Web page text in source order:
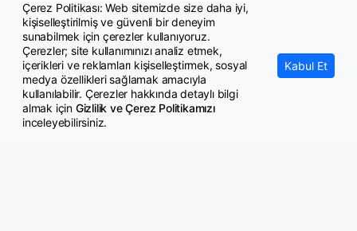
Ücretsiz özel okul başvuruları 5 Ağustos'ta başlıyor
Çerez Politikası: Web sitemizde size daha iyi,
kişiselleştirilmiş ve güvenli bir deneyim
sunabilmek için çerezler kullanıyoruz.
Çerezler; site kullanımınızı analiz etmek,
içerikleri ve reklamları kişiselleştirmek, sosyal
medya özellikleri sağlamak amacıyla
kullanılabilir. Çerezler hakkında detaylı bilgi
almak için Gizlilik ve Çerez Politikamızı
inceleyebilirsiniz.
Kabul Et